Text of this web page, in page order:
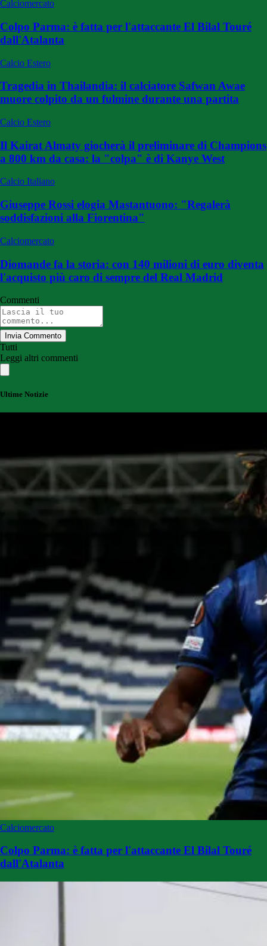
Calciomercato
Colpo Parma: è fatta per l'attaccante El Bilal Touré
dall'Atalanta
Calcio Estero
Tragedia in Thailandia: il calciatore Safwan Awae
muore colpito da un fulmine durante una partita
Calcio Estero
Il Kairat Almaty giocherà il preliminare di Champions
a 800 km da casa: la "colpa" è di Kanye West
Calcio Italiano
Giuseppe Rossi elogia Mastantuono: "Regalerà
soddisfazioni alla Fiorentina"
Calciomercato
Diomande fa la storia: con 140 milioni di euro diventa
l'acquisto più caro di sempre del Real Madrid
Commenti
Invia Commento
Tutti
Leggi altri commenti
Ultime Notizie
Calciomercato
Colpo Parma: è fatta per l'attaccante El Bilal Touré
dall'Atalanta